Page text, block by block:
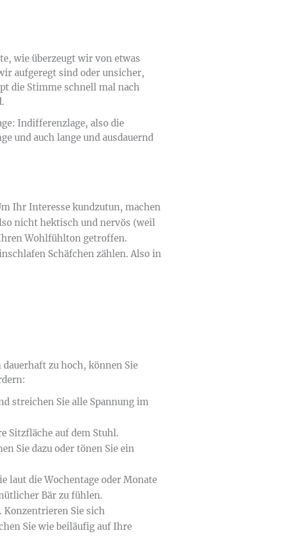
wie überzeugt wir von etwas
aufgeregt sind oder unsicher,
die Stimme schnell mal nach
Indifferenzlage, also die
und auch lange und ausdauernd
Ihr Interesse kundzutun, machen
nicht hektisch und nervös (weil
Wohlfühlton getroffen.
Schäfchen zählen. Also in
zu hoch, können Sie
streichen Sie alle Spannung im
Sitzfläche auf dem Stuhl.
Sie dazu oder tönen Sie ein
laut die Wochentage oder Monate
Bär zu fühlen.
Konzentrieren Sie sich
Sie wie beiläufig auf Ihre
INFORMATIONEN